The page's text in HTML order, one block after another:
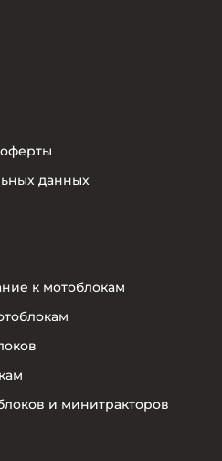
данных
к мотоблокам
и минитракторов